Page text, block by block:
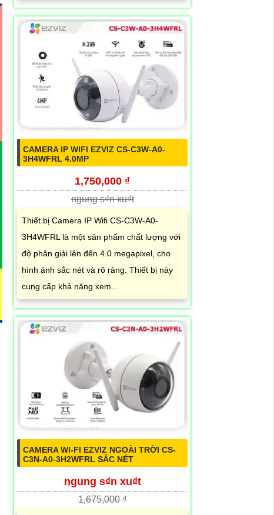
CAMERA IP WIFI EZVIZ CS-C3W-A0-
3H4WFRL 4.0MP
1,750,000 ₫
ngung s₫n xu₫t
Thiết bị Camera IP Wifi CS-C3W-A0-
3H4WFRL là một sản phẩm chất lượng với
độ phân giải lên đến 4.0 megapixel, cho
hình ảnh sắc nét và rõ ràng. Thiết bị này
cung cấp khả năng xem...
CAMERA WI-FI EZVIZ NGOÀI TRỜI CS-
C3N-A0-3H2WFRL SẮC NÉT
ngung s₫n xu₫t
1,675,000 ₫